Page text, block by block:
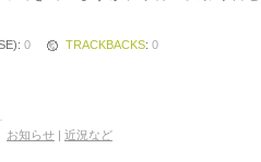
0 TRACKBACKS: 0
お知らせ | 近況など